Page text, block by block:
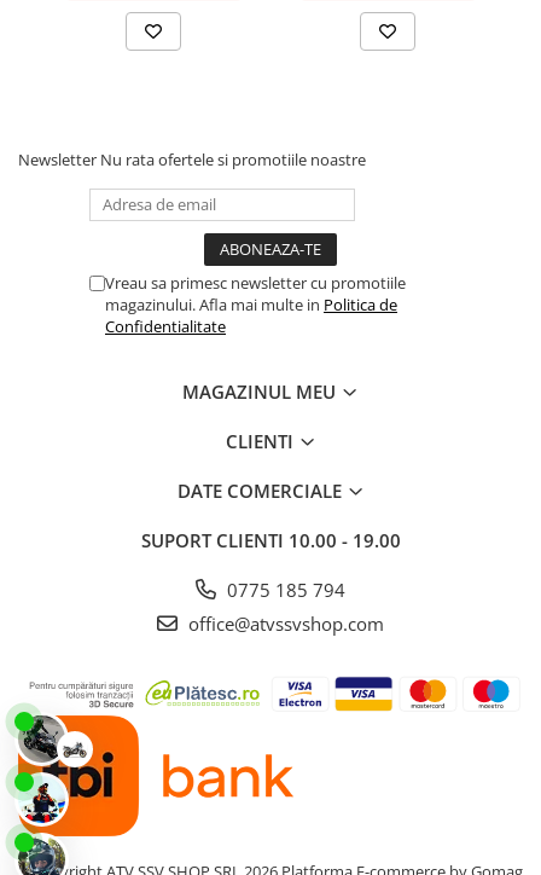
Newsletter Nu rata ofertele si promotiile noastre
Vreau sa primesc newsletter cu promotiile
magazinului. Afla mai multe in Politica de
Confidentialitate
MAGAZINUL MEU
CLIENTI
DATE COMERCIALE
SUPORT CLIENTI 10.00 - 19.00
0775 185 794
office@atvssvshop.com